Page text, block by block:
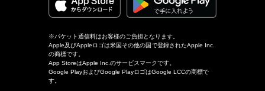
※パケット通信料はお客様のご負担となります。
Apple及びAppleロゴは米国その他の国で登録されたApple Inc.
の商標です。
App StoreはApple Inc.のサービスマークです。
Google PlayおよびGoogle PlayロゴはGoogle LCCの商標で
す。